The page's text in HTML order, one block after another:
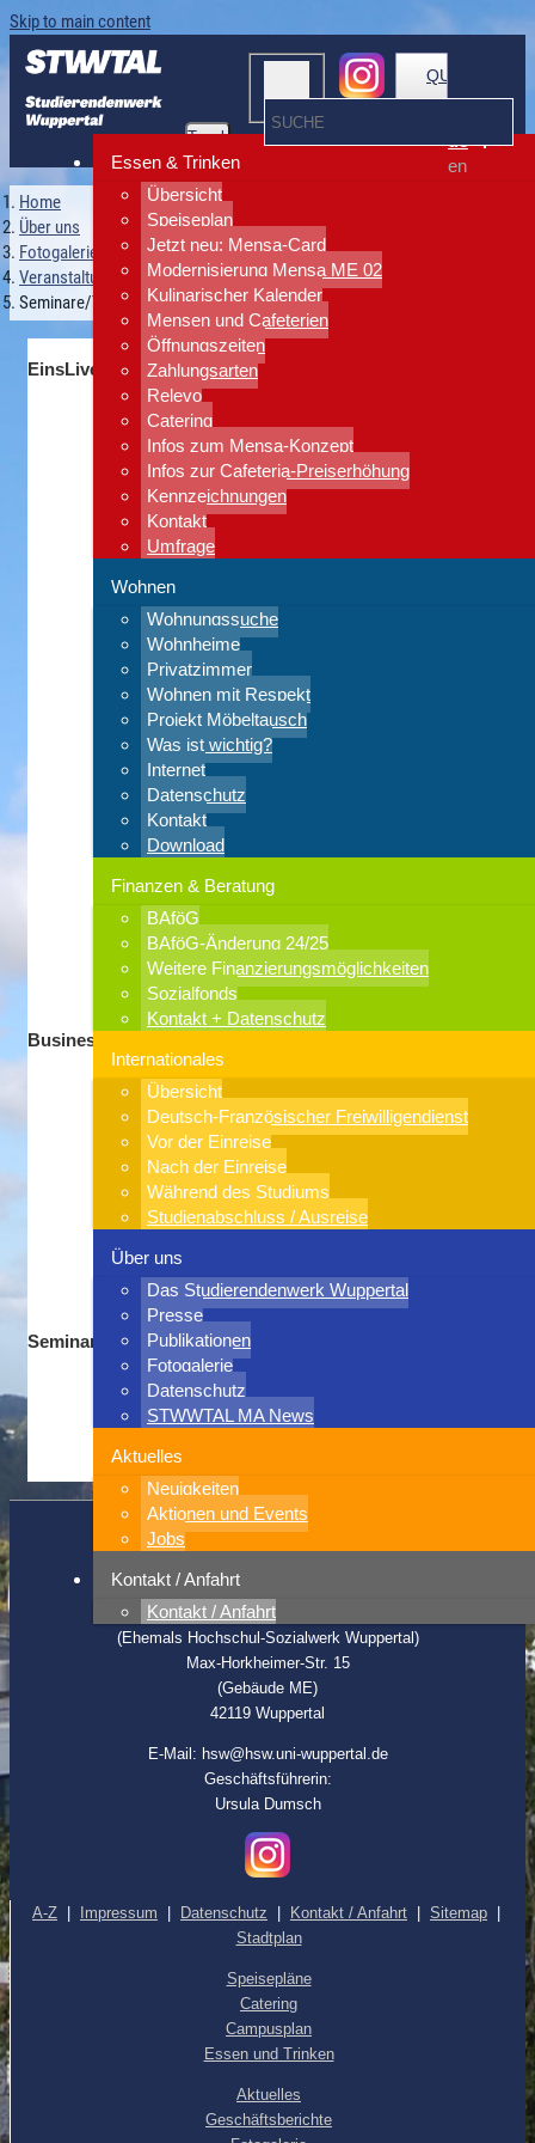
Skip to main content
Toggle
navigation
Essen & Trinken
Übersicht
Speiseplan
Jetzt neu: Mensa-Card
Modernisierung Mensa ME 02
Kulinarischer Kalender
Mensen und Cafeterien
Öffnungszeiten
Zahlungsarten
Relevo
Catering
Infos zum Mensa-Konzept
Infos zur Cafeteria-Preiserhöhung
Kennzeichnungen
Kontakt
Umfrage
Wohnen
Wohnungssuche
Wohnheime
Privatzimmer
Wohnen mit Respekt
Projekt Möbeltausch
Was ist wichtig?
Internet
Datenschutz
Kontakt
Download
Finanzen & Beratung
BAföG
BAföG-Änderung 24/25
Weitere Finanzierungsmöglichkeiten
Sozialfonds
Kontakt + Datenschutz
Internationales
Übersicht
Deutsch-Französischer Freiwilligendienst
Vor der Einreise
Nach der Einreise
Während des Studiums
Studienabschluss / Ausreise
Über uns
Das Studierendenwerk Wuppertal
Presse
Publikationen
Fotogalerie
Datenschutz
STWWTAL MA News
Aktuelles
Neuigkeiten
Aktionen und Events
Jobs
Kontakt / Anfahrt
Kontakt / Anfahrt
QUICKLINKS
de
en
Home
Über uns
Fotogalerie
Veranstaltungen
Seminare/Tagungen/Partys
EinsLive Party
Business Breakfast
Seminare/Tagungen
© 2015-2026 Studierendenwerk Wuppertal
Studierendenwerk Wuppertal
Anstalt öffentlichen Rechts
(Ehemals Hochschul-Sozialwerk Wuppertal)
Max-Horkheimer-Str. 15
(Gebäude ME)
42119 Wuppertal
E-Mail: hsw@hsw.uni-wuppertal.de
Geschäftsführerin:
Ursula Dumsch
A-Z Impressum Datenschutz Kontakt / Anfahrt Sitemap
Stadtplan
Speisepläne
Catering
Campusplan
Essen und Trinken
Aktuelles
Geschäftsberichte